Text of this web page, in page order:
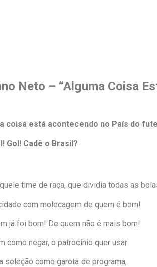
Neto – “Alguma Coisa
coisa está acontecendo no País do
Gol! Cadê o Brasil?
time de raça, que dividia todas as
com molecagem de quem é bom!
já foi bom! De quem não é mais bom!
como negar, o patrocínio quer usar
seleção como garota de programa,